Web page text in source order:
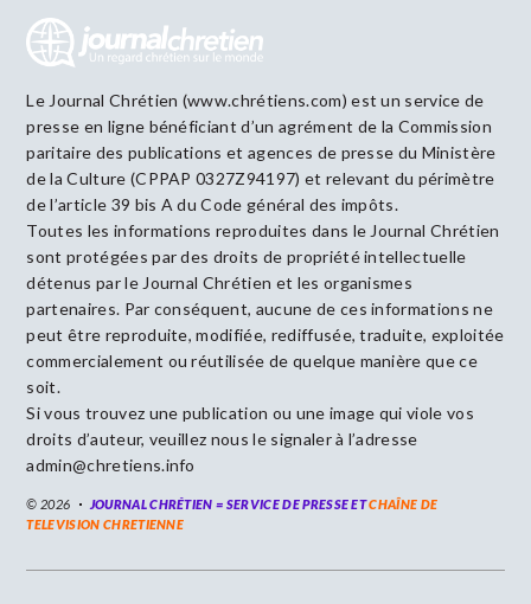
Le Journal Chrétien (www.chrétiens.com) est un service de
presse en ligne bénéficiant d’un agrément de la Commission
paritaire des publications et agences de presse du Ministère
de la Culture (CPPAP 0327Z94197) et relevant du périmètre
de l’article 39 bis A du Code général des impôts.
Toutes les informations reproduites dans le Journal Chrétien
sont protégées par des droits de propriété intellectuelle
détenus par le Journal Chrétien et les organismes
partenaires. Par conséquent, aucune de ces informations ne
peut être reproduite, modifiée, rediffusée, traduite, exploitée
commercialement ou réutilisée de quelque manière que ce
soit.
Si vous trouvez une publication ou une image qui viole vos
droits d’auteur, veuillez nous le signaler à l’adresse
admin@chretiens.info
© 2026 JOURNAL CHRÉTIEN = SERVICE DE PRESSE ETCHAÎNE DE
TELEVISION CHRETIENNE